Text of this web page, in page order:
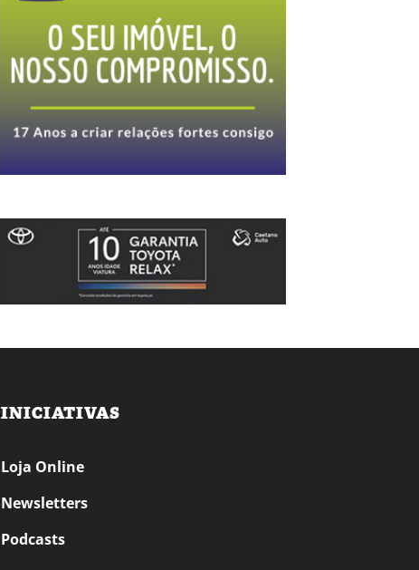
INICIATIVAS
Loja Online
Newsletters
Podcasts